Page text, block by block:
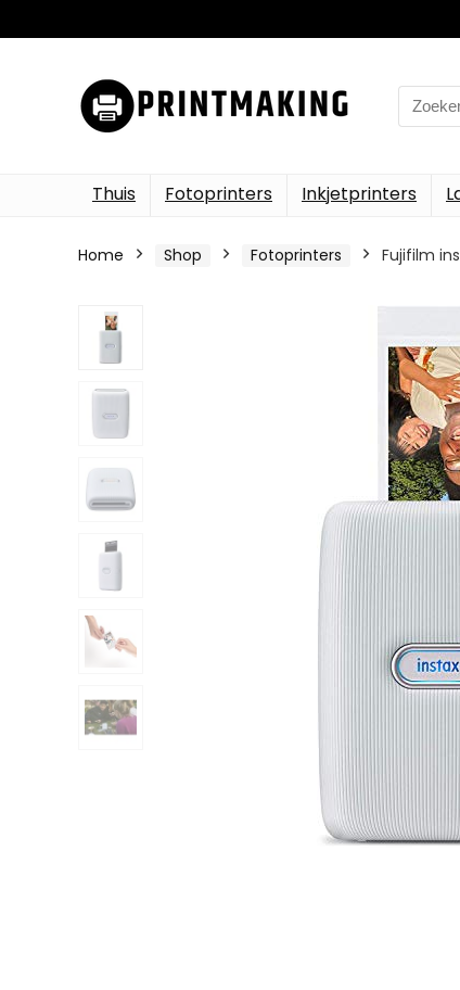
Search
for:
Thuis Fotoprinters Inkjetprinters
Home Shop Fotoprinters Fujifilm